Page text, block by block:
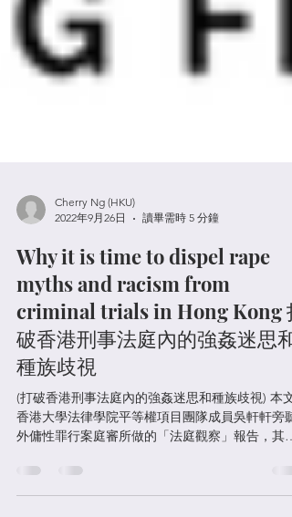
Cherry Ng (HKU)
2022年9月26日
讀畢需時 5 分鐘
Why it is time to dispel rape
myths and racism from
criminal trials in Hong Kong 打
破香港刑事法庭內的強姦迷思和
種族歧視